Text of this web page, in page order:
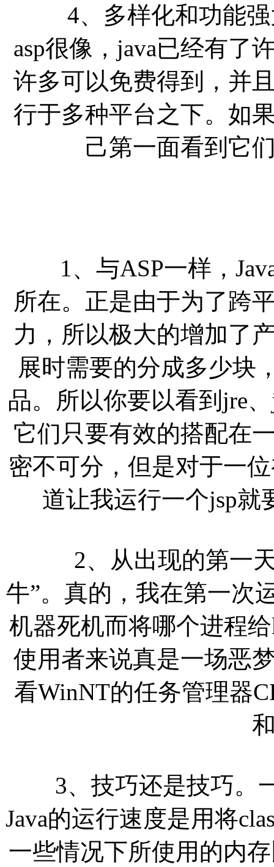
4、多样化和功能强
asp很像，java已经有了
许多可以免费得到，并
行于多种平台之下。如
己第一面看到它
1、与ASP一样，
所在。正是由于为了跨
力，所以极大的增加了
展时需要的分成多少块
品。所以你要以看到jre
它们只要有效的搭配在
密不可分，但是对于一
道让我运行一个jsp就
2、从出现的第一天
牛”。真的，我在第一次
机器死机而将哪个进程
使用者来说真是一场恶
看WinNT的任务管理器
3、技巧还是技巧。一
Java的运行速度是用将
一些情况下所使用的内